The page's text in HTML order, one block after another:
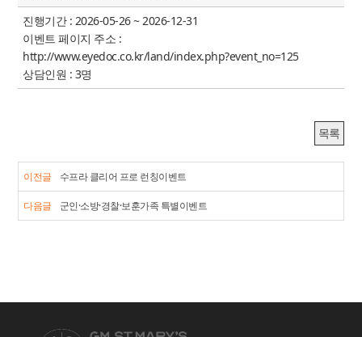
진행기간 : 2026-05-26 ~ 2026-12-31
이벤트 페이지 주소 :
http://www.eyedoc.co.kr/land/index.php?event_no=125
상담인원 : 3명
목록
이전글 수프라 클리어 프로 런칭이벤트
다음글 군인·소방·경찰·보훈가족 특별이벤트